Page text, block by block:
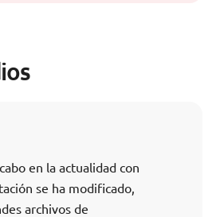
en la actualidad con
se ha modificado,
archivos de